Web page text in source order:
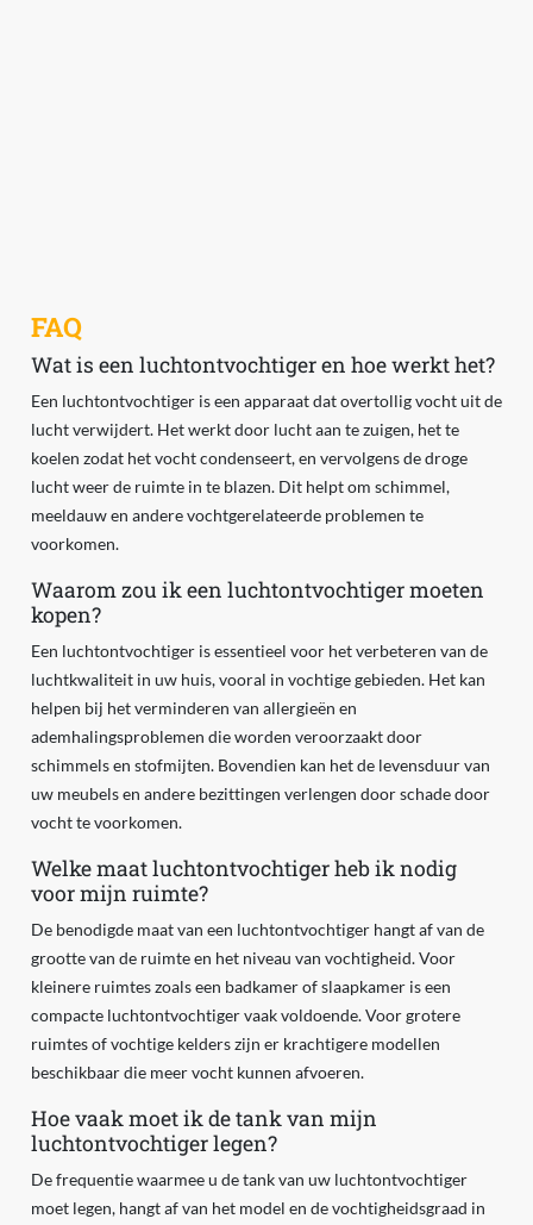
FAQ
Wat is een luchtontvochtiger en hoe werkt het?
Een luchtontvochtiger is een apparaat dat overtollig vocht uit de
lucht verwijdert. Het werkt door lucht aan te zuigen, het te
koelen zodat het vocht condenseert, en vervolgens de droge
lucht weer de ruimte in te blazen. Dit helpt om schimmel,
meeldauw en andere vochtgerelateerde problemen te
voorkomen.
Waarom zou ik een luchtontvochtiger moeten
kopen?
Een luchtontvochtiger is essentieel voor het verbeteren van de
luchtkwaliteit in uw huis, vooral in vochtige gebieden. Het kan
helpen bij het verminderen van allergieën en
ademhalingsproblemen die worden veroorzaakt door
schimmels en stofmijten. Bovendien kan het de levensduur van
uw meubels en andere bezittingen verlengen door schade door
vocht te voorkomen.
Welke maat luchtontvochtiger heb ik nodig
voor mijn ruimte?
De benodigde maat van een luchtontvochtiger hangt af van de
grootte van de ruimte en het niveau van vochtigheid. Voor
kleinere ruimtes zoals een badkamer of slaapkamer is een
compacte luchtontvochtiger vaak voldoende. Voor grotere
ruimtes of vochtige kelders zijn er krachtigere modellen
beschikbaar die meer vocht kunnen afvoeren.
Hoe vaak moet ik de tank van mijn
luchtontvochtiger legen?
De frequentie waarmee u de tank van uw luchtontvochtiger
moet legen, hangt af van het model en de vochtigheidsgraad in